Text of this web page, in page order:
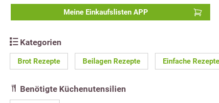
Meine Einkaufslisten APP
Kategorien
Brot Rezepte Beilagen Rezepte Einfache Rezepte
Benötigte Küchenutensilien